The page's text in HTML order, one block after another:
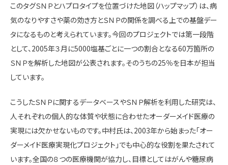
このタグＳＮＰとハプロタイプを位置づけた地図（ハップマップ）は、病
気のなりやすさや薬の効き方とＳＮＰの関係を調べる上での基盤デー
タになるものと考えられています。今回のプロジェクトでは第一段階
として、2005年３月に5000塩基ごとに一つの割合となる60万箇所の
ＳＮＰを解析した地図が公表されます。そのうちの25％を日本が担当
しています。
こうしたＳＮＰに関するデータベースやＳＮＰ解析を利用した研究は、
人それぞれの個人的な体質や状態に合わせたオーダーメイド医療の
実現には欠かせないものです。中村氏は、2003年から始まった「オー
ダーメイド医療実現化プロジェクト」でも中心的な役割を果たされて
います。全国の８つの医療機関が協力し、目標としてはがんや糖尿病